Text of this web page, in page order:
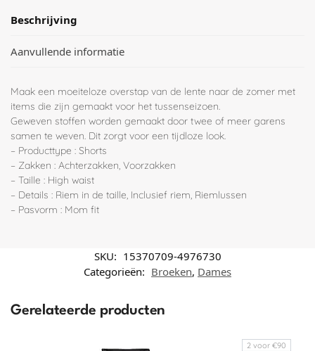
Beschrijving
Aanvullende informatie
Maak een moeiteloze overstap van de lente naar de zomer met
items die zijn gemaakt voor het tussenseizoen.
Geweven stoffen worden gemaakt door twee of meer garens
samen te weven. Dit zorgt voor een tijdloze look.
– Producttype : Shorts
– Zakken : Achterzakken, Voorzakken
– Taille : High waist
– Details : Riem in de taille, Inclusief riem, Riemlussen
– Pasvorm : Mom fit
SKU: 15370709-4976730
Categorieën: Broeken, Dames
Gerelateerde producten
2 voor €90